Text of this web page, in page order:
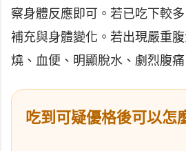
察身體反應即可。若已吃下較
補充與身體變化。若出現嚴重
燒、血便、明顯脫水、劇烈腹
吃到可疑優格後可以怎